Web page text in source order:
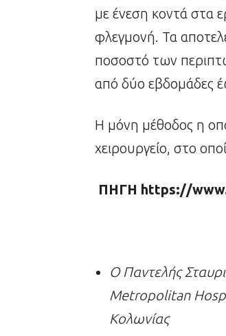
με ένεση κοντά στα
φλεγμονή. Τα
ποσοστό των
από δύο εβδομάδες
Η μόνη μέθοδος η
χειρουργείο, στο
ΠΗΓΗ https://
Ο Παντελής
Metropolitan
Κολωνίας